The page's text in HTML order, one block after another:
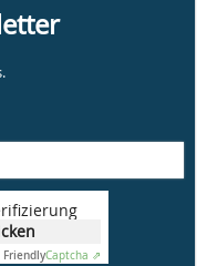
FriendlyCaptcha ⇗